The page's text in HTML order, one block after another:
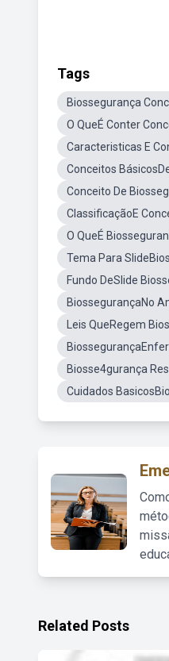
Tags
Biossegurança
O QueÉ Conter
Caracteristicas E
Conceitos
Conceito De
ClassificaçãoE
O QueÉ
Tema Para
Fundo DeSlide
BiossegurançaNo
Leis QueRegem
Biosse4gurança
Cuidados
Related Posts